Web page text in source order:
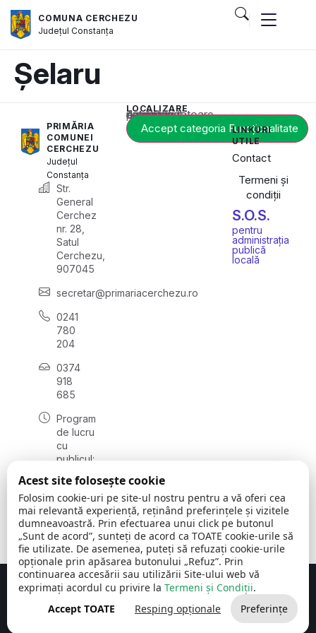
COMUNA CERCHEZU
JudețulConstanța
Șelaru
PRIMĂRIA
COMUNEI
CERCHEZU
Județul
Constanța
Str.
General
Cerchez
nr. 28,
Satul
Cerchezu,
907045
secretar@primariacerchezu.ro
0241
780
204
0374
918
685
Program
de lucru
cu
publicul:
08:00 -
16:30
, vineri:
08:00 -
14:00
LOCALIZARE
Acest conținut este blocat până când acceptați categoria corespunzătoare de cookie-uri.
Accept categoria Funcționalitate
LINKURI
UTILE
Contact
Termeni și
condiții
S.O.S.
pentru
administrația
publică
locală
Comuna Cerchezu © 2026Toate drepturile rezervate
Concept realizat de Big Media Relații Publice SRL
Acest site folosește cookie
Folosim cookie-uri pe site-ul nostru pentru a vă oferi cea
mai relevantă experiență, reținând preferințele și vizitele
dumneavoastră. Prin efectuarea unui click pe butonul
„Sunt de acord”, sunteți de acord ca TOATE cookie-urile să
fie utilizate. De asemenea, puteți să refuzați cookie-urile
opționale prin apăsarea butonului „Refuz”. Prin
continuarea accesării sau utilizării Site-ului web vă
exprimați acordul cu privire la Termeni și Condiții.
Accept TOATE
Resping opționale Preferințe